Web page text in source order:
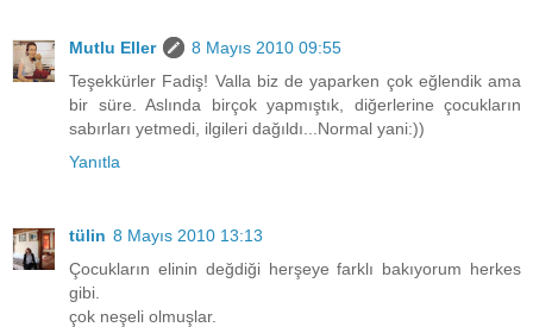
Mutlu Eller
8 Mayıs 2010 09:55
Teşekkürler Fadiş! Valla biz de yaparken çok eğlendik ama
bir süre. Aslında birçok yapmıştık, diğerlerine çocukların
sabırları yetmedi, ilgileri dağıldı...Normal yani:))
Yanıtla
tülin 8 Mayıs 2010 13:13
Çocukların elinin değdiği herşeye farklı bakıyorum herkes
gibi.
çok neşeli olmuşlar.